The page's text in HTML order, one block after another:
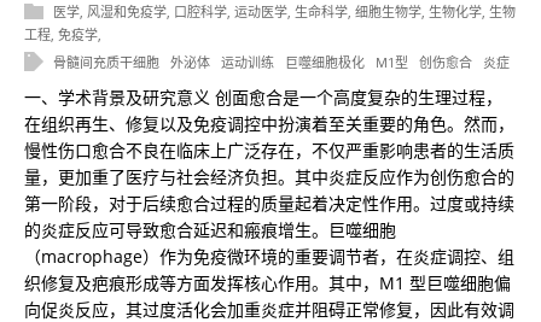
医学 风湿和免疫学 口腔科学 运动医学 生命科学 细胞生物学 生物化学 生物
工程 免疫学
骨髓间充质干细胞
外泌体 运动训练 巨噬细胞极化 M1型 创伤愈合 炎症
一、学术背景及研究意义 创面愈合是一个高度复杂的生理过程，
在组织再生、修复以及免疫调控中扮演着至关重要的角色。然而，
慢性伤口愈合不良在临床上广泛存在，不仅严重影响患者的生活质
量，更加重了医疗与社会经济负担。其中炎症反应作为创伤愈合的
第一阶段，对于后续愈合过程的质量起着决定性作用。过度或持续
的炎症反应可导致愈合延迟和瘢痕增生。巨噬细胞
（macrophage）作为免疫微环境的重要调节者，在炎症调控、组
织修复及疤痕形成等方面发挥核心作用。其中，M1 型巨噬细胞偏
向促炎反应，其过度活化会加重炎症并阻碍正常修复，因此有效调